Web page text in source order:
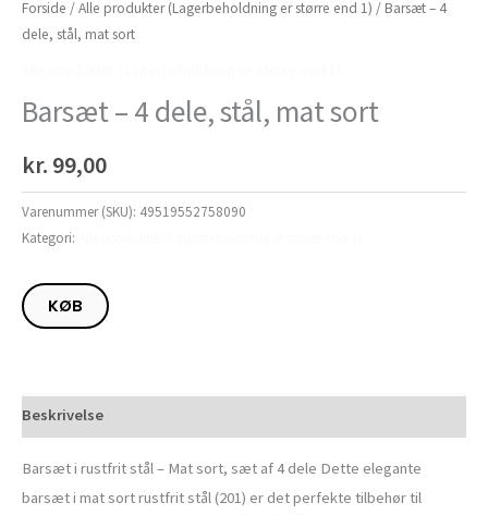
Forside /Alle produkter (Lagerbeholdning er større end 1) / Barsæt – 4
dele, stål, mat sort
Barsæt – 4 dele, stål, mat sort
kr. 99,00
Varenummer (SKU): 49519552758090
Kategori:
KØB
Beskrivelse
Barsæt i rustfrit stål – Mat sort, sæt af 4 dele Dette elegante
barsæt i mat sort rustfrit stål (201) er det perfekte tilbehør til